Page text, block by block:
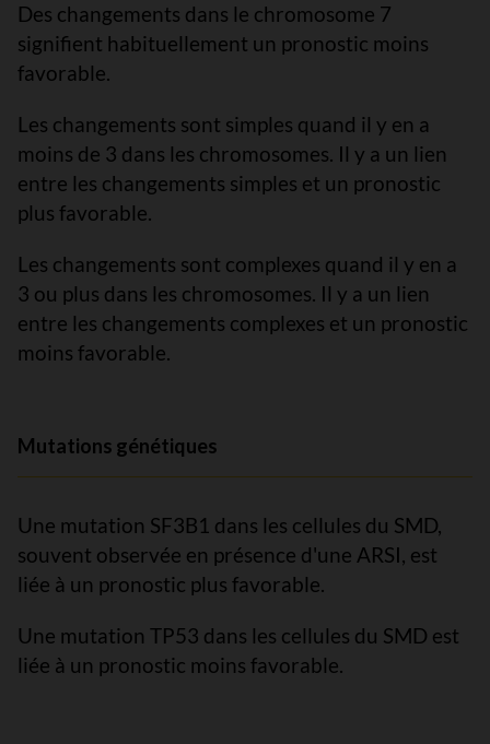
Des changements dans le chromosome 7
signifient habituellement un pronostic moins
favorable.
Les changements sont simples quand il y en a
moins de 3 dans les chromosomes. Il y a un lien
entre les changements simples et un pronostic
plus favorable.
Les changements sont complexes quand il y en a
3 ou plus dans les chromosomes. Il y a un lien
entre les changements complexes et un pronostic
moins favorable.
Mutations génétiques
Une mutation SF3B1 dans les cellules du SMD,
souvent observée en présence d'une ARSI, est
liée à un pronostic plus favorable.
Une mutation TP53 dans les cellules du SMD est
liée à un pronostic moins favorable.